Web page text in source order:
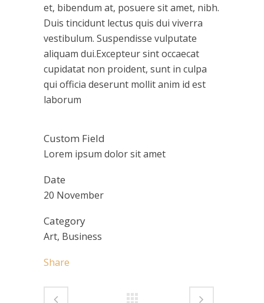
et, bibendum at, posuere sit amet, nibh.
Duis tincidunt lectus quis dui viverra
vestibulum. Suspendisse vulputate
aliquam dui.Excepteur sint occaecat
cupidatat non proident, sunt in culpa
qui officia deserunt mollit anim id est
laborum
Custom Field
Lorem ipsum dolor sit amet
Date
20 November
Category
Art, Business
Share